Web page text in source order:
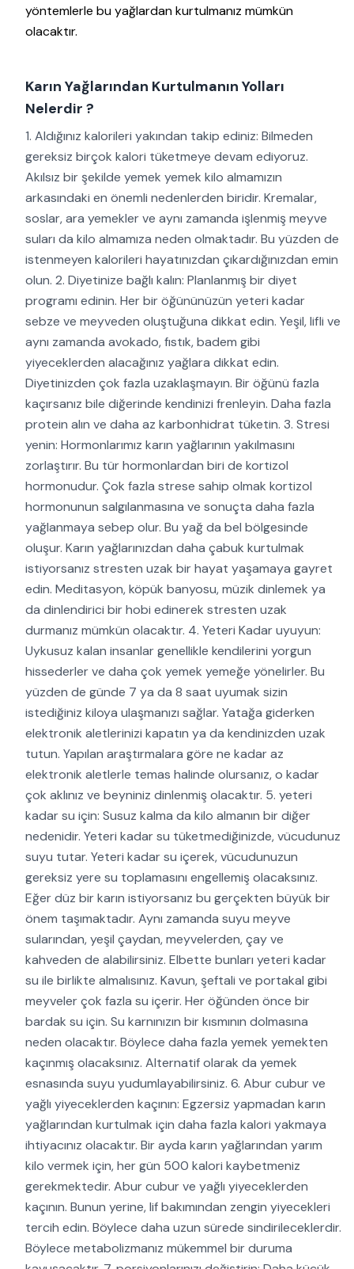
yöntemlerle bu yağlardan kurtulmanız mümkün
olacaktır.
Karın Yağlarından Kurtulmanın Yolları
Nelerdir ?
1. Aldığınız kalorileri yakından takip ediniz: Bilmeden
gereksiz birçok kalori tüketmeye devam ediyoruz.
Akılsız bir şekilde yemek yemek kilo almamızın
arkasındaki en önemli nedenlerden biridir. Kremalar,
soslar, ara yemekler ve aynı zamanda işlenmiş meyve
suları da kilo almamıza neden olmaktadır. Bu yüzden de
istenmeyen kalorileri hayatınızdan çıkardığınızdan emin
olun. 2. Diyetinize bağlı kalın: Planlanmış bir diyet
programı edinin. Her bir öğününüzün yeteri kadar
sebze ve meyveden oluştuğuna dikkat edin. Yeşil, lifli ve
aynı zamanda avokado, fıstık, badem gibi
yiyeceklerden alacağınız yağlara dikkat edin.
Diyetinizden çok fazla uzaklaşmayın. Bir öğünü fazla
kaçırsanız bile diğerinde kendinizi frenleyin. Daha fazla
protein alın ve daha az karbonhidrat tüketin. 3. Stresi
yenin: Hormonlarımız karın yağlarının yakılmasını
zorlaştırır. Bu tür hormonlardan biri de kortizol
hormonudur. Çok fazla strese sahip olmak kortizol
hormonunun salgılanmasına ve sonuçta daha fazla
yağlanmaya sebep olur. Bu yağ da bel bölgesinde
oluşur. Karın yağlarınızdan daha çabuk kurtulmak
istiyorsanız stresten uzak bir hayat yaşamaya gayret
edin. Meditasyon, köpük banyosu, müzik dinlemek ya
da dinlendirici bir hobi edinerek stresten uzak
durmanız mümkün olacaktır. 4. Yeteri Kadar uyuyun:
Uykusuz kalan insanlar genellikle kendilerini yorgun
hissederler ve daha çok yemek yemeğe yönelirler. Bu
yüzden de günde 7 ya da 8 saat uyumak sizin
istediğiniz kiloya ulaşmanızı sağlar. Yatağa giderken
elektronik aletlerinizi kapatın ya da kendinizden uzak
tutun. Yapılan araştırmalara göre ne kadar az
elektronik aletlerle temas halinde olursanız, o kadar
çok aklınız ve beyniniz dinlenmiş olacaktır. 5. yeteri
kadar su için: Susuz kalma da kilo almanın bir diğer
nedenidir. Yeteri kadar su tüketmediğinizde, vücudunuz
suyu tutar. Yeteri kadar su içerek, vücudunuzun
gereksiz yere su toplamasını engellemiş olacaksınız.
Eğer düz bir karın istiyorsanız bu gerçekten büyük bir
önem taşımaktadır. Aynı zamanda suyu meyve
sularından, yeşil çaydan, meyvelerden, çay ve
kahveden de alabilirsiniz. Elbette bunları yeteri kadar
su ile birlikte almalısınız. Kavun, şeftali ve portakal gibi
meyveler çok fazla su içerir. Her öğünden önce bir
bardak su için. Su karnınızın bir kısmının dolmasına
neden olacaktır. Böylece daha fazla yemek yemekten
kaçınmış olacaksınız. Alternatif olarak da yemek
esnasında suyu yudumlayabilirsiniz. 6. Abur cubur ve
yağlı yiyeceklerden kaçının: Egzersiz yapmadan karın
yağlarından kurtulmak için daha fazla kalori yakmaya
ihtiyacınız olacaktır. Bir ayda karın yağlarından yarım
kilo vermek için, her gün 500 kalori kaybetmeniz
gerekmektedir. Abur cubur ve yağlı yiyeceklerden
kaçının. Bunun yerine, lif bakımından zengin yiyecekleri
tercih edin. Böylece daha uzun sürede sindirileceklerdir.
Böylece metabolizmanız mükemmel bir duruma